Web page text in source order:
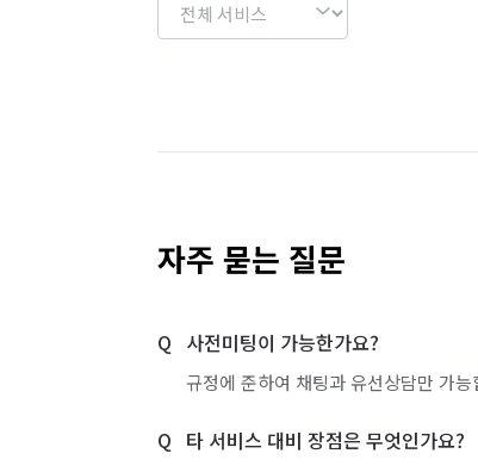
자주 묻는 질문
사전미팅이 가능한가요?
규정에 준하여 채팅과 유선상담만 가
타 서비스 대비 장점은 무엇인가요?